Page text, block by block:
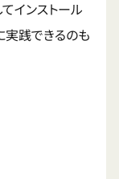
インストール
実践できるのも